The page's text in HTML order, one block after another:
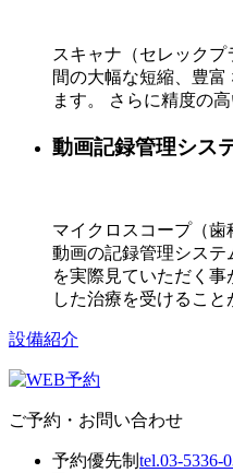
スキャナ（セレック
間の大幅な短縮、豊富
ます。 さらに精度の
動画記録管理シス
マイクロスコープ（
動画の記録管理システ
を実際見ていただく
した治療を受けること
設備紹介
ご予約・お問い合わせ
予約優先制 tel.03-5336-